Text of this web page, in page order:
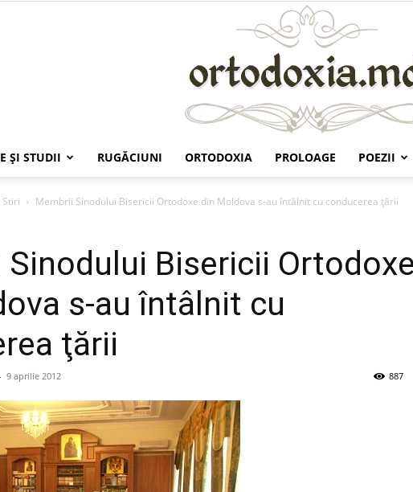
ŞI STUDII RUGĂCIUNI ORTODOXIA PROLOAGE POEZII
Stiri Membrii Sinodului Bisericii Ortodoxe din Moldova s-au întâlnit cu conducerea ţării
Bisericii Ortodoxe
s-au întâlnit cu
ţării
9 aprilie 2012 887